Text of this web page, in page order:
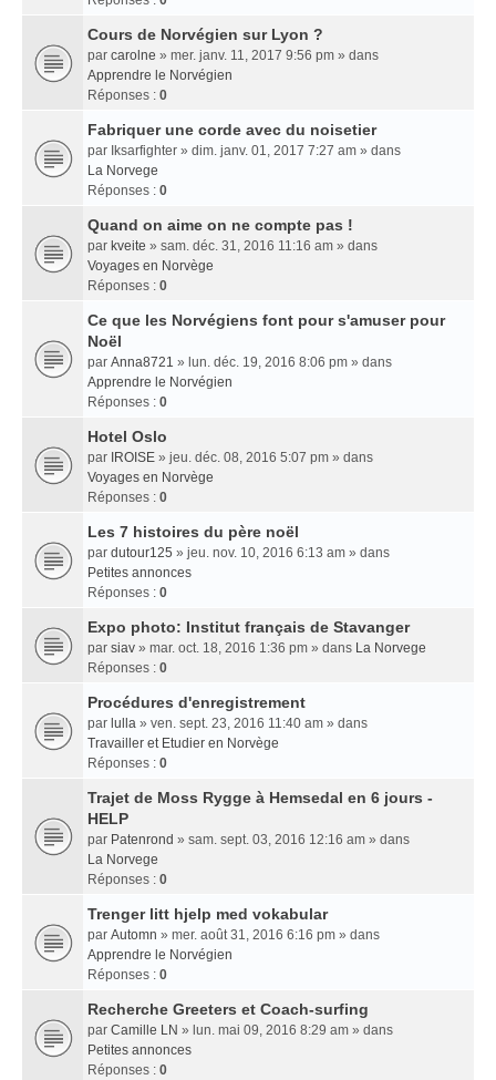
Cours de Norvégien sur Lyon ?
par carolne » mer. janv. 11, 2017 9:56 pm » dans
Apprendre le Norvégien
Réponses : 0
Fabriquer une corde avec du noisetier
par Iksarfighter » dim. janv. 01, 2017 7:27 am » dans
La Norvege
Réponses : 0
Quand on aime on ne compte pas !
par kveite » sam. déc. 31, 2016 11:16 am » dans
Voyages en Norvège
Réponses : 0
Ce que les Norvégiens font pour s'amuser pour
Noël
par Anna8721 » lun. déc. 19, 2016 8:06 pm » dans
Apprendre le Norvégien
Réponses : 0
Hotel Oslo
par IROISE » jeu. déc. 08, 2016 5:07 pm » dans
Voyages en Norvège
Réponses : 0
Les 7 histoires du père noël
par dutour125 » jeu. nov. 10, 2016 6:13 am » dans
Petites annonces
Réponses : 0
Expo photo: Institut français de Stavanger
par siav » mar. oct. 18, 2016 1:36 pm » dans La Norvege
Réponses : 0
Procédures d'enregistrement
par lulla » ven. sept. 23, 2016 11:40 am » dans
Travailler et Etudier en Norvège
Réponses : 0
Trajet de Moss Rygge à Hemsedal en 6 jours -
HELP
par Patenrond » sam. sept. 03, 2016 12:16 am » dans
La Norvege
Réponses : 0
Trenger litt hjelp med vokabular
par Automn » mer. août 31, 2016 6:16 pm » dans
Apprendre le Norvégien
Réponses : 0
Recherche Greeters et Coach-surfing
par Camille LN » lun. mai 09, 2016 8:29 am » dans
Petites annonces
Réponses : 0